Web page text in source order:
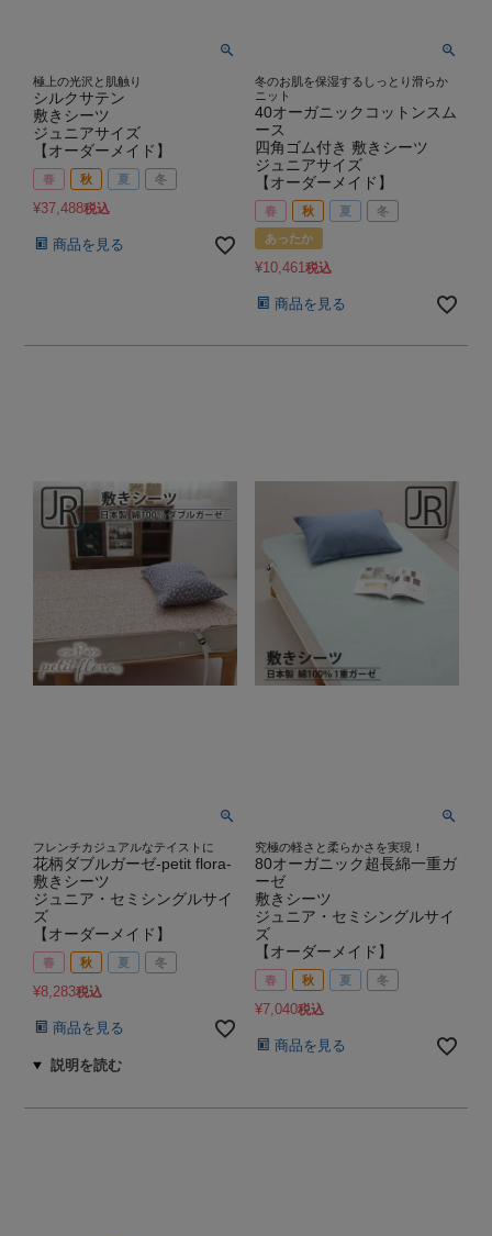
極上の光沢と肌触り
シルクサテン
敷きシーツ
ジュニアサイズ
【オーダーメイド】
春 秋 夏 冬
¥37,488税込
商品を見る
冬のお肌を保湿するしっとり滑らか
ニット
40オーガニックコットンスム
ース
四角ゴム付き 敷きシーツ
ジュニアサイズ
【オーダーメイド】
春 秋 夏 冬
あったか
¥10,461税込
商品を見る
フレンチカジュアルなテイストに
花柄ダブルガーゼ-petit flora-
敷きシーツ
ジュニア・セミシングルサイ
ズ
【オーダーメイド】
春 秋 夏 冬
¥8,283税込
商品を見る
究極の軽さと柔らかさを実現！
80オーガニック超長綿一重ガ
ーゼ
敷きシーツ
ジュニア・セミシングルサイ
ズ
【オーダーメイド】
春 秋 夏 冬
¥7,040税込
商品を見る